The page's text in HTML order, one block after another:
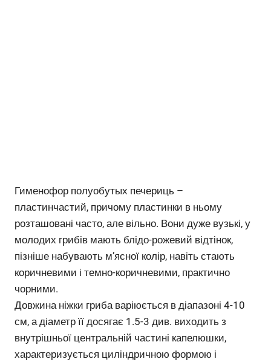
Гименофор полуобутых печериць –
пластинчастий, причому пластинки в ньому
розташовані часто, але вільно. Вони дуже вузькі, у
молодих грибів мають блідо-рожевий відтінок,
пізніше набувають м’ясної колір, навіть стають
коричневими і темно-коричневими, практично
чорними.
Довжина ніжки гриба варіюється в діапазоні 4-10
см, а діаметр її досягає 1.5-3 див. виходить з
внутрішньої центральній частині капелюшки,
характеризується циліндричною формою і